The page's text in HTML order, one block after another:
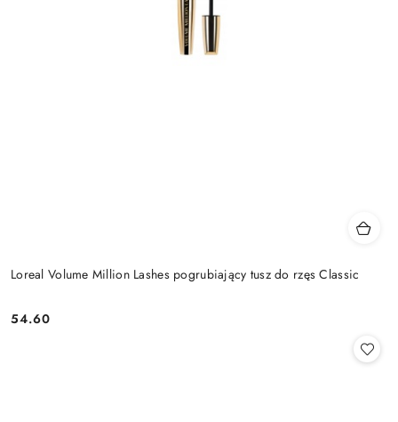
Loreal Volume Million Lashes pogrubiający tusz do rzęs Classic
Cena:
54.60